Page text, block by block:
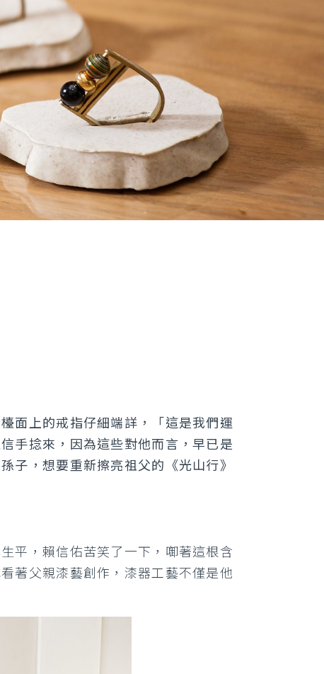
面上的戒指仔細端詳，「這是我們運
手捻來，因為這些對他而言，早已是
子，想要重新擦亮祖父的《光山行》
平，賴信佑苦笑了一下，啣著這根含
著父親漆藝創作，漆器工藝不僅是他